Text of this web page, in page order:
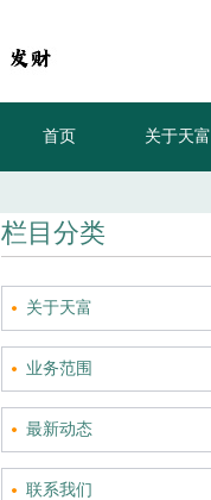
首页 关于天富
栏目分类
关于天富
业务范围
最新动态
联系我们